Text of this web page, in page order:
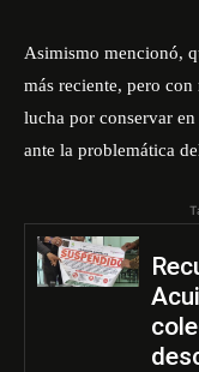
Asimismo mencionó,
más reciente, pero
lucha por conservar
ante la problemática